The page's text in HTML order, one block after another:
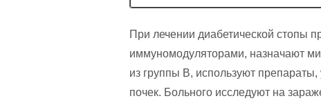
При лечении диабетической стопы
иммуномодуляторами, назначают
из группы В, используют
почек. Больного исследуют на